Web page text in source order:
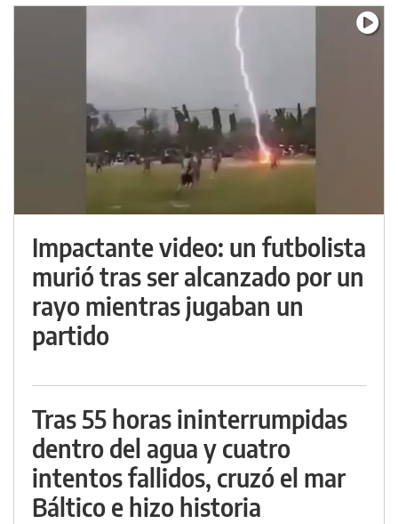
Impactante video: un futbolista
murió tras ser alcanzado por un
rayo mientras jugaban un
partido
Tras 55 horas ininterrumpidas
dentro del agua y cuatro
intentos fallidos, cruzó el mar
Báltico e hizo historia